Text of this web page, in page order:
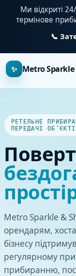
Ми відкриті
термінове
📞
✨ Metro
РЕТЕЛЬНЕ
ПЕРЕДАЧІ
Metro Sparkle &
орендарям,
бізнесу
регулярному
прибиранню,